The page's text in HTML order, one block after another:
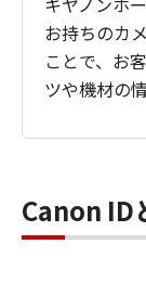
お持ちのカ
ことで、お
ツや機材の
Canon ID